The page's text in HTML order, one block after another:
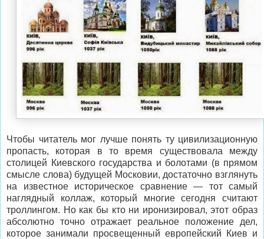
Чтобы читатель мог лучше понять ту цивилизационную
пропасть, которая в то время существовала между
столицей Киевского государства и болотами (в прямом
смысле слова) будущей Московии, достаточно взглянуть
на известное историческое сравнение — тот самый
наглядный коллаж, который многие сегодня считают
троллингом. Но как бы кто ни иронизировал, этот образ
абсолютно точно отражает реальное положение дел,
которое занимали просвещенный европейский Киев и